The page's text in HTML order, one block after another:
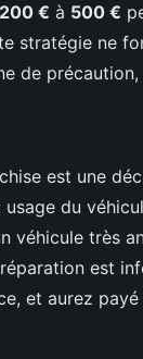
200 € à 500 €
stratégie ne
de
est une
du
véhicule très
est
et aurez